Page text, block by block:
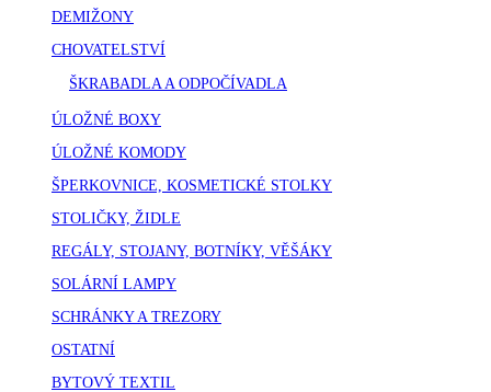
DEMIŽONY
CHOVATELSTVÍ
ŠKRABADLA A ODPOČÍVADLA
ÚLOŽNÉ BOXY
ÚLOŽNÉ KOMODY
ŠPERKOVNICE, KOSMETICKÉ STOLKY
STOLIČKY, ŽIDLE
REGÁLY, STOJANY, BOTNÍKY, VĚŠÁKY
SOLÁRNÍ LAMPY
SCHRÁNKY A TREZORY
OSTATNÍ
BYTOVÝ TEXTIL